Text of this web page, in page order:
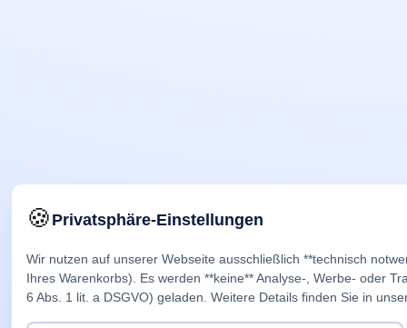
🍪Privatsphäre-Einstellungen
Wir nutzen auf unserer Webseite ausschließlich **technisch
Ihres Warenkorbs). Es werden **keine** Analyse-, Werbe- oder
6 Abs. 1 lit. a DSGVO) geladen. Weitere Details finden Sie in